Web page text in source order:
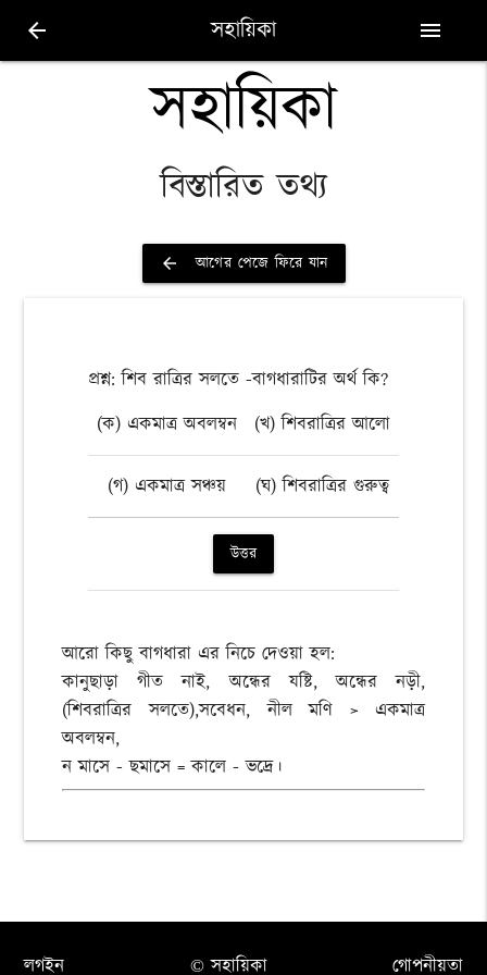
arrow_back সহায়িকা menu
সহায়িকা
বিস্তারিত তথ্য
arrow_back আগের পেজে ফিরে যান
প্রশ্ন: শিব রাত্রির সলতে -বাগধারাটির অর্থ কি?
(ক) একমাত্র অবলম্বন
(খ) শিবরাত্রির আলো
(গ) একমাত্র সঞ্চয় (ঘ) শিবরাত্রির গুরুত্ব
উত্তর
আরো কিছু বাগধারা এর নিচে দেওয়া হল:
কানুছাড়া গীত নাই, অন্ধের যষ্টি, অন্ধের নড়ী,
(শিবরাত্রির সলতে),সবেধন, নীল মণি > একমাত্র
অবলম্বন,
ন মাসে - ছমাসে = কালে - ভদ্রে।
লগইন গোপনীয়তা
© সহায়িকা